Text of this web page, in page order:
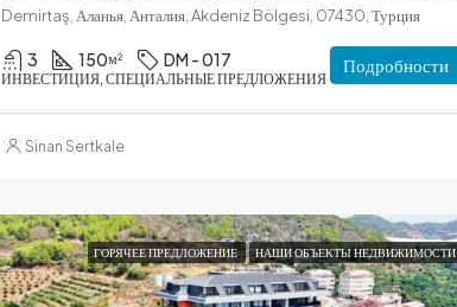
Demirtaş, Аланья, Анталия, Akdeniz Bölgesi, 07430, Турция
3 150м² DM - 017
ИНВЕСТИЦИЯ, СПЕЦИАЛЬНЫЕ ПРЕДЛОЖЕНИЯ
Подробности
Sinan Sertkale
ГОРЯЧЕЕ ПРЕДЛОЖЕНИЕ НАШИ ОБЪЕКТЫ НЕДВИЖИМОСТИ